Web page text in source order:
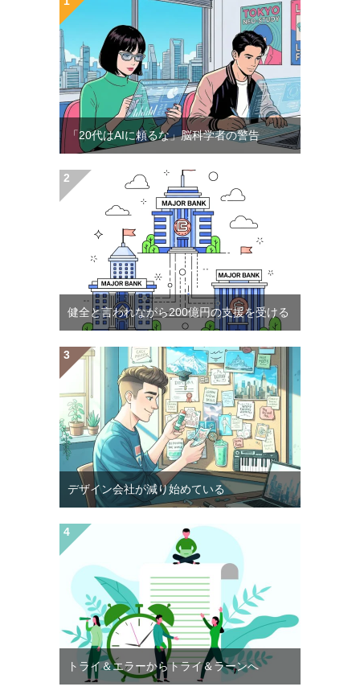
「20代はAIに頼るな」脳科学者の警告
健全と言われながら200億円の支援を受ける
デザイン会社が減り始めている
トライ＆エラーからトライ＆ラーンへ